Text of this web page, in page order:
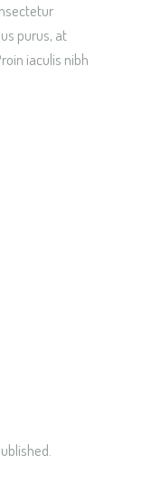
purus, at
iaculis nibh